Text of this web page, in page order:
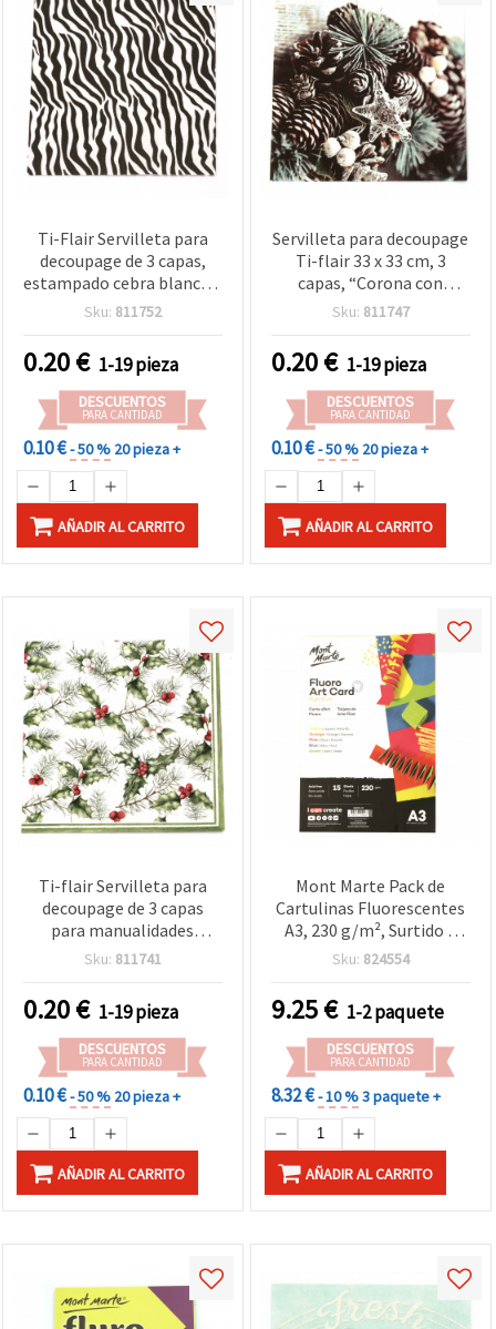
Ti-Flair Servilleta para
decoupage de 3 capas,
estampado cebra blanco y
negro, 33 x 33 cm - 1
Sku: 811752
0.20€ 1-19 pieza
DESCUENTOS
PARA CANTIDAD
0.10 €- 50 % 20 pieza +
AÑADIR AL CARRITO
Servilleta para decoupage
Ti-flair 33 x 33 cm, 3
capas, “Corona con
estrella de cristal“ - 1
Sku: 811747
0.20€ 1-19 pieza
DESCUENTOS
PARA CANTIDAD
0.10 €- 50 % 20 pieza +
AÑADIR AL CARRITO
Ti-flair Servilleta para
decoupage de 3 capas
para manualidades
“Acebo y Muérdago“ 33x33
Sku: 811741
0.20€ 1-19 pieza
DESCUENTOS
PARA CANTIDAD
0.10 €- 50 % 20 pieza +
AÑADIR AL CARRITO
Mont Marte Pack de
Cartulinas Fluorescentes
A3, 230 g/m², Surtido 5
Colores, 15 Hojas
Sku: 824554
9.25€ 1-2 paquete
DESCUENTOS
PARA CANTIDAD
8.32 €- 10 %3 paquete +
AÑADIR AL CARRITO